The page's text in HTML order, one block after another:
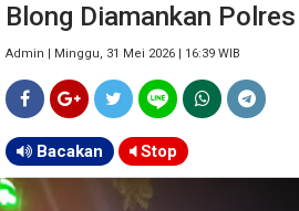
Blong Diamankan
Admin | Minggu, 31 Mei 2026 | 16:39 WIB
Bacakan Stop